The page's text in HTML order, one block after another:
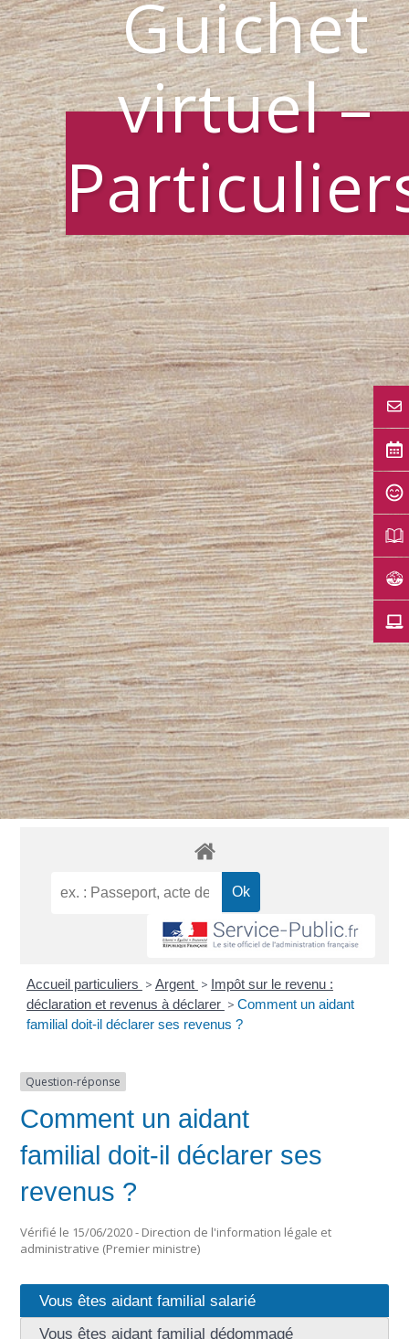
Guichet
virtuel –
Accueil particuliers > Argent > Impôt sur le revenu :
déclaration et revenus à déclarer > Comment un aidant
familial doit-il déclarer ses revenus ?
Question-réponse
Comment un aidant
familial doit-il déclarer ses
revenus ?
Vérifié le 15/06/2020 - Direction de l'information légale et
administrative (Premier ministre)
Vous êtes aidant familial salarié
Vous êtes aidant familial dédommagé